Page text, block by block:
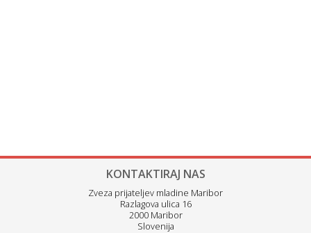
KONTAKTIRAJ NAS
Zveza prijateljev mladine Maribor
Razlagova ulica 16
2000 Maribor
Slovenija